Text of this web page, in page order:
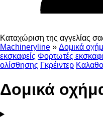
Καταχώριση της αγγελίας
Machineryline » Δομικά
εκσκαφείς Φορτωτές
ολίσθησης Γκρέιντερ
Δομικά